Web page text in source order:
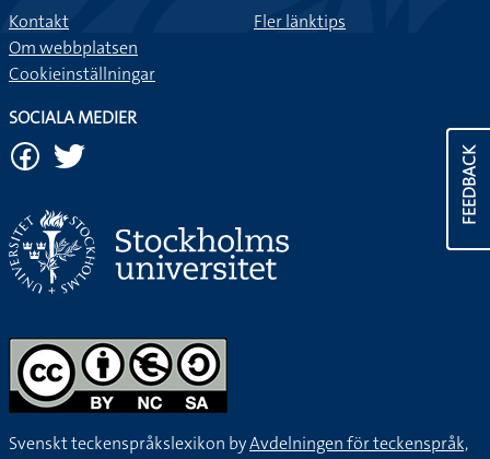
FEEDBACK
Kontakt
Om webbplatsen
Cookieinställningar
Fler länktips
SOCIALA MEDIER
Svenskt teckenspråkslexikon byAvdelningen för teckenspråk,